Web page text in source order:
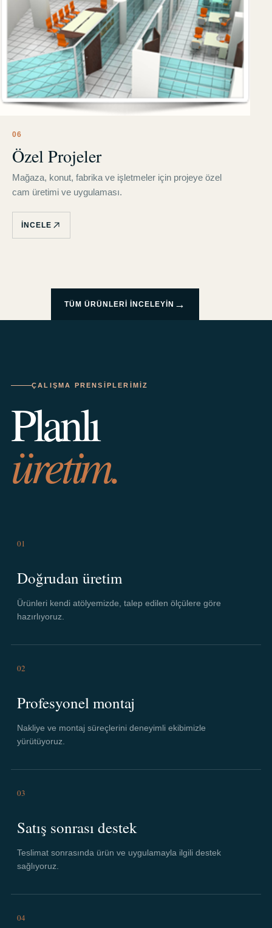
06
Özel Projeler
Mağaza, konut, fabrika ve işletmeler için projeye özel
cam üretimi ve uygulaması.
İNCELE
TÜM ÜRÜNLERI INCELEYIN →
ÇALIŞMA PRENSIPLERIMIZ
Planlı
üretim.
01
Doğrudan üretim
Ürünleri kendi atölyemizde, talep edilen ölçülere göre
hazırlıyoruz.
02
Profesyonel montaj
Nakliye ve montaj süreçlerini deneyimli ekibimizle
yürütüyoruz.
03
Satış sonrası destek
Teslimat sonrasında ürün ve uygulamayla ilgili destek
sağlıyoruz.
04